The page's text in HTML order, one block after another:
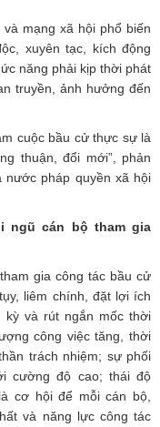
mạng xã hội phổ biến
xuyên tạc, kích động
năng phải kịp thời phát
truyền, ảnh hưởng đến
cuộc bầu cử thực sự là
thuận, đổi mới”, phản
nước pháp quyền xã hội
ngũ cán bộ tham gia
gia công tác bầu cử
liêm chính, đặt lợi ích
kỳ và rút ngắn mốc thời
công việc tăng, thời
trách nhiệm; sự phối
cường độ cao; thái độ
cơ hội để mỗi cán bộ,
và năng lực công tác